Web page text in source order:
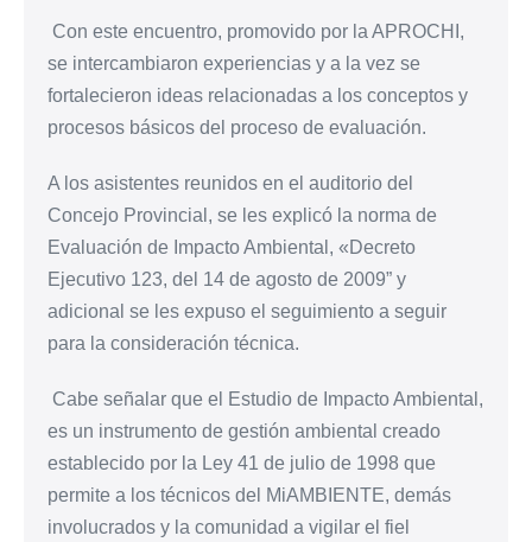
Con este encuentro, promovido por la APROCHI,
se intercambiaron experiencias y a la vez se
fortalecieron ideas relacionadas a los conceptos y
procesos básicos del proceso de evaluación.
A los asistentes reunidos en el auditorio del
Concejo Provincial, se les explicó la norma de
Evaluación de Impacto Ambiental, «Decreto
Ejecutivo 123, del 14 de agosto de 2009” y
adicional se les expuso el seguimiento a seguir
para la consideración técnica.
Cabe señalar que el Estudio de Impacto Ambiental,
es un instrumento de gestión ambiental creado
establecido por la Ley 41 de julio de 1998 que
permite a los técnicos del MiAMBIENTE, demás
involucrados y la comunidad a vigilar el fiel